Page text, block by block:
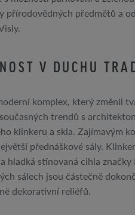
přírodovědných předmětů a
V DUCHU
komplex, který změnil
trendů s
klinkeru a skla. Zajímavým
přednáškové sály.
hladká stínovaná cihla
sálech jsou částečně
dekorativní reliéfů.